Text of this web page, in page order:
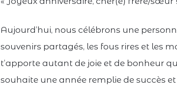
Aujourd’hui, nous célébrons une
souvenirs partagés, les fous rires et les
t’apporte autant de joie et de bonheur
souhaite une année remplie de succès